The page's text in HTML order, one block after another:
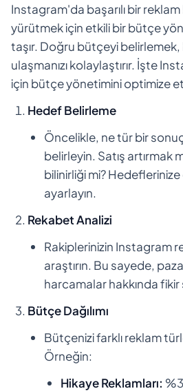
Instagram'da başarılı bir
yürütmek için etkili bir bütçe
taşır. Doğru bütçeyi
ulaşmanızı kolaylaştırır. İşte
için bütçe yönetimini optimize
Hedef Belirleme
Öncelikle, ne tür bir
belirleyin. Satış artırmak
bilinirliği mi?
ayarlayın.
Rekabet Analizi
Rakiplerinizin Instagram
araştırın. Bu sayede,
harcamalar hakkında
Bütçe Dağılımı
Bütçenizi farklı reklam
Örneğin:
Hikaye Reklamları: